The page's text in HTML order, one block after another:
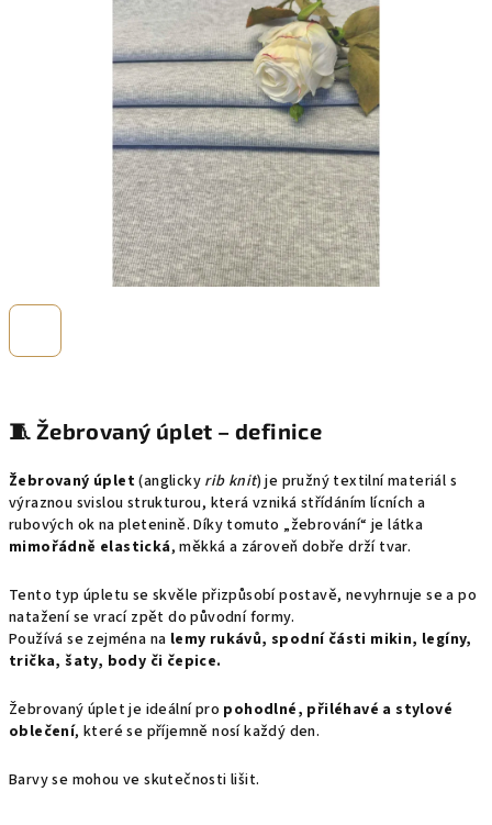
🧵 Žebrovaný úplet – definice
Žebrovaný úplet(anglicky rib knit) je pružný textilní materiál s
výraznou svislou strukturou, která vzniká střídáním lícních a
rubových ok na pletenině. Díky tomuto „žebrování“ je látka
mimořádně elastická, měkká a zároveň dobře drží tvar.
Tento typ úpletu se skvěle přizpůsobí postavě, nevyhrnuje se a po
natažení se vrací zpět do původní formy.
Používá se zejména na lemy rukávů, spodní části mikin, legíny,
trička, šaty, body či čepice.
Žebrovaný úplet je ideální pro pohodlné, přiléhavé a stylové
oblečení, které se příjemně nosí každý den.
Barvy se mohou ve skutečnosti lišit.